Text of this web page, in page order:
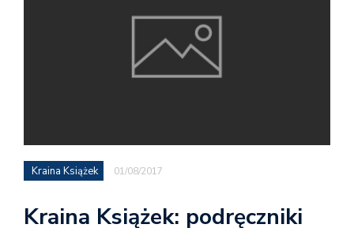
Kraina Książek 01/08/2017
Kraina Książek: podręczniki